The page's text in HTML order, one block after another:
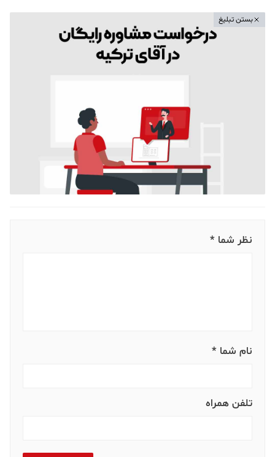
بستن تبلیغ
نظر شما *
نام شما *
تلفن همراه